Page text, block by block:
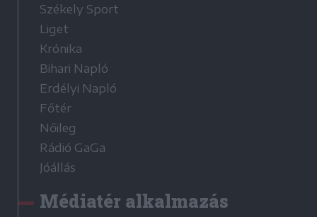
Székely Sport
Liget
Krónika
Bihari Napló
Erdélyi Napló
Főtér
Nőileg
Rádió GaGa
Jóállás
Médiatér alkalmazás